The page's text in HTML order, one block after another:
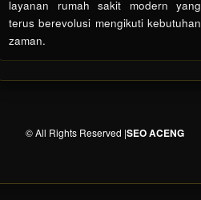
layanan rumah sakit modern yang
terus berevolusi mengikuti kebutuhan
zaman.
© All Rights Reserved |SEO ACENG